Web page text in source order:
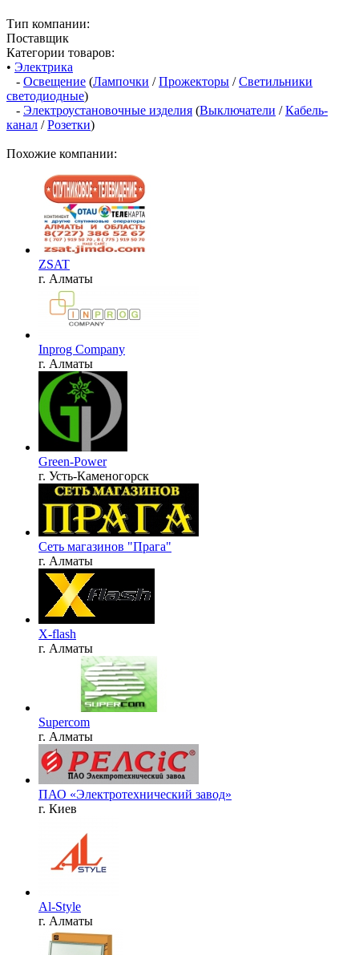
Тип компании:
Поставщик
Категории товаров:
• Электрика
- Освещение (Лампочки /Прожекторы /Светильники
светодиодные)
- Электроустановочные изделия (Выключатели /Кабель-
канал /Розетки)
Похожие компании:
ZSAT
г. Алматы
Inprog Company
г. Алматы
Green-Power
г. Усть-Каменогорск
Сеть магазинов "Прага"
г. Алматы
X-flash
г. Алматы
Supercom
г. Алматы
ПАО «Электротехнический завод»
г. Киев
Al-Style
г. Алматы